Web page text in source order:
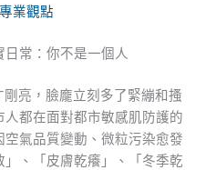
業觀點
常：你不是一個人
亮，臉龐立刻多了緊繃和搔
都在面對都市敏感肌防護的
氣品質變動、微粒污染愈發
、「皮膚乾癢」、「冬季乾